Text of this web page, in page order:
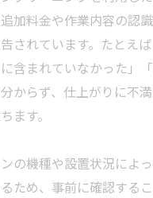
加料金や作業内容の認
されています。たとえ
含まれていなかった」
からず、仕上がりに不
ます。
の機種や設置状況によ
ため、事前に確認するこ